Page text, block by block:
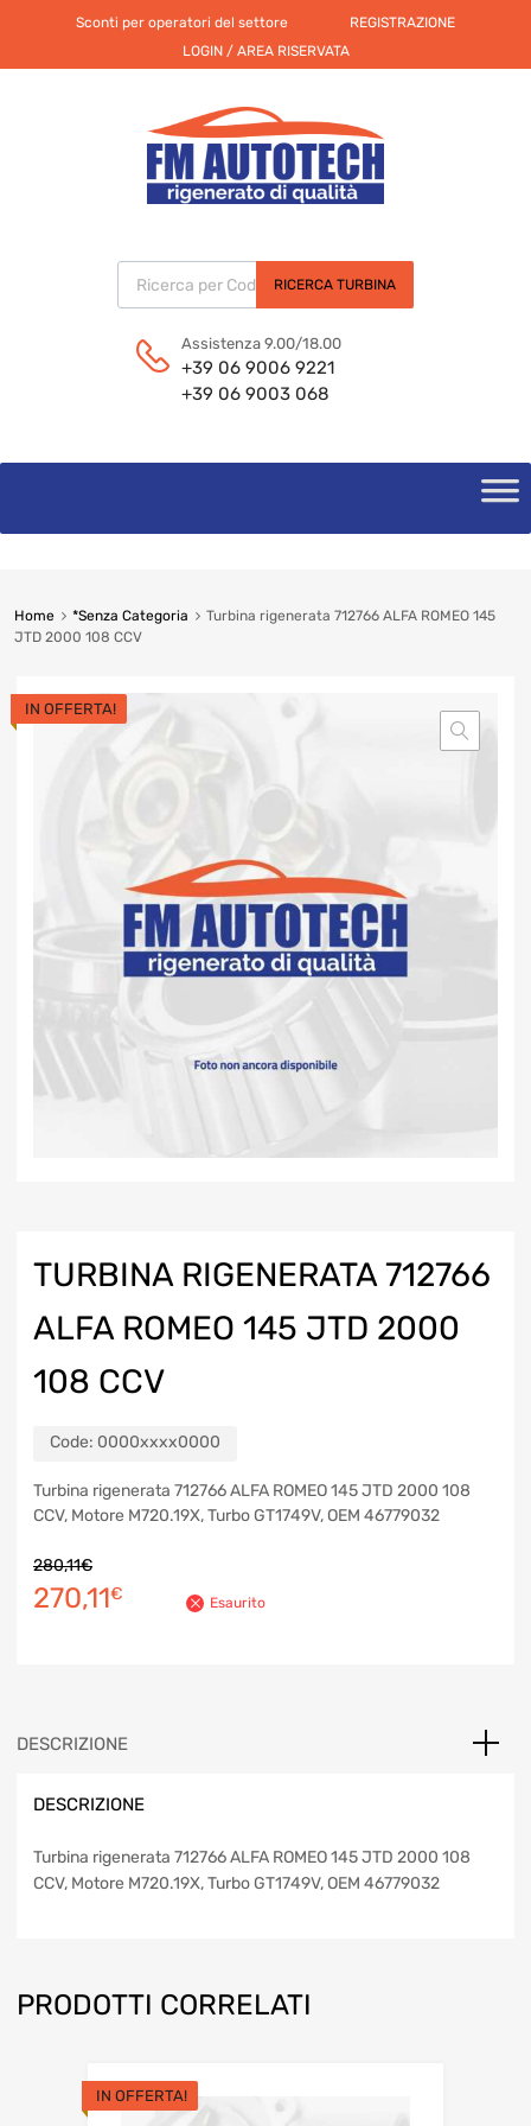
Sconti per operatori del settore
REGISTRAZIONE
LOGIN / AREA RISERVATA
Products search
RICERCA TURBINA
Assistenza 9.00/18.00
+39 06 9006 9221
+39 06 9003 068
content
Home *Senza Categoria
Turbina rigenerata 712766 ALFA ROMEO 145
JTD 2000 108 CCV
IN OFFERTA!
TURBINA RIGENERATA 712766
ALFA ROMEO 145 JTD 2000
108 CCV
Code: 0000xxxx0000
Turbina rigenerata 712766 ALFA ROMEO 145 JTD 2000 108
CCV, Motore M720.19X, Turbo GT1749V, OEM 46779032
280,11€
Il
270,11€ Esaurito
DESCRIZIONE
DESCRIZIONE
Turbina rigenerata 712766 ALFA ROMEO 145 JTD 2000 108
CCV, Motore M720.19X, Turbo GT1749V, OEM 46779032
PRODOTTI CORRELATI
IN OFFERTA!